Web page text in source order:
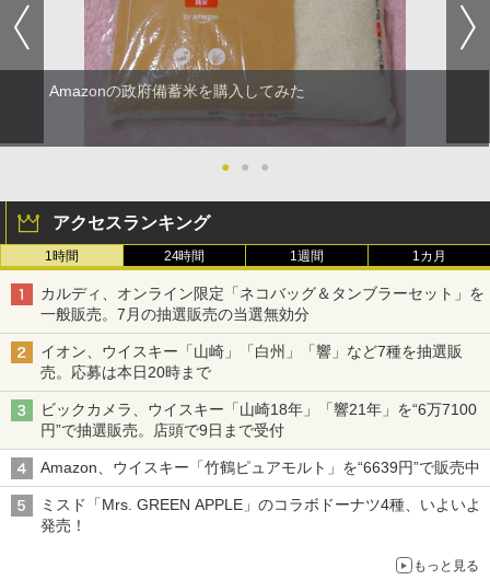
Amazonの政府備蓄米を購入してみた
● ● ●
アクセスランキング
1時間 24時間 1週間 1カ月
カルディ、オンライン限定「ネコバッグ＆タンブラーセット」を
一般販売。7月の抽選販売の当選無効分
イオン、ウイスキー「山崎」「白州」「響」など7種を抽選販
売。応募は本日20時まで
ビックカメラ、ウイスキー「山崎18年」「響21年」を“6万7100
円”で抽選販売。店頭で9日まで受付
Amazon、ウイスキー「竹鶴ピュアモルト」を“6639円”で販売中
ミスド「Mrs. GREEN APPLE」のコラボドーナツ4種、いよいよ
発売！
もっと見る